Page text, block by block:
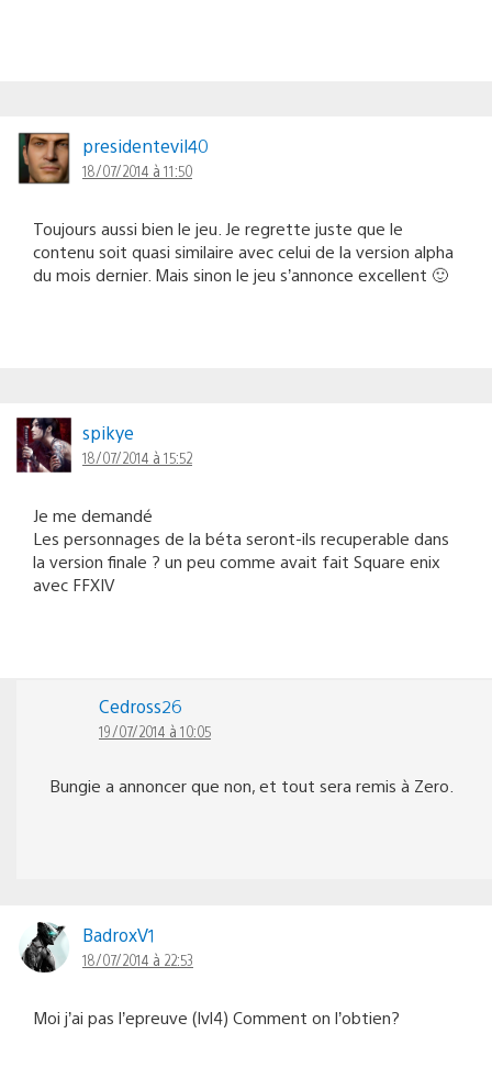
presidentevil40
18/07/2014 à 11:50
Toujours aussi bien le jeu. Je regrette juste que le
contenu soit quasi similaire avec celui de la version alpha
du mois dernier. Mais sinon le jeu s’annonce excellent 🙂
spikye
18/07/2014 à 15:52
Je me demandé
Les personnages de la béta seront-ils recuperable dans
la version finale ? un peu comme avait fait Square enix
avec FFXIV
Cedross26
19/07/2014 à 10:05
Bungie a annoncer que non, et tout sera remis à Zero.
BadroxV1
18/07/2014 à 22:53
Moi j’ai pas l’epreuve (lvl4) Comment on l’obtien?